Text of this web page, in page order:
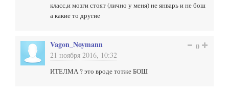
класс,и мозги стоят (лично у меня) не январь и не бош
а какие то другие
Vagon_Noymann
21 ноября 2016, 10:32
0
ИТЕЛМА ? это вроде тотже БОШ